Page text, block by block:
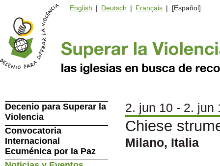
English | Deutsch | Français | [Español]
2. jun 10 - 2. jun
Chiese
Milano, Italia
Decenio para Superar la
Violencia
Convocatoria
Internacional
Ecuménica por la Paz